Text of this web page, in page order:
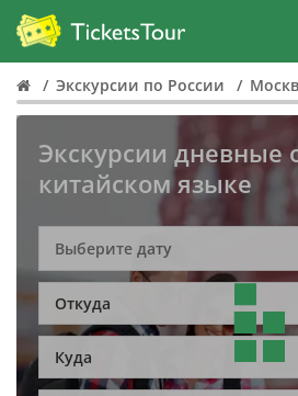
Экскурсии по России
Экскурсии дневные
китайском языке
Откуда
Куда